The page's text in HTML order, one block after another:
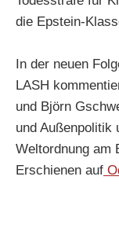
die Epstein-
In der neuen
LASH
und Björn
und Außenpolitik
Weltordnung am
Erschienen auf